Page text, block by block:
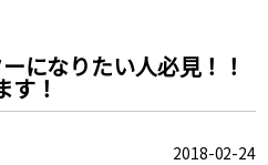
になりたい人必見！！
す！
2018-02-24